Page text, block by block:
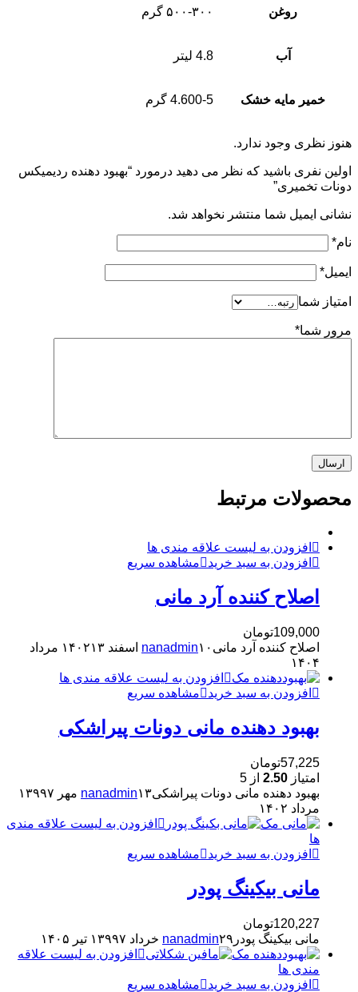
روغن ۵۰۰-۳۰۰ گرم
آب 4.8 لیتر
خمیر مایه خشک 4.600-5 گرم
هنوز نظری وجود ندارد.
اولین نفری باشید که نظر می دهید درمورد “بهبود دهنده ردیمیکس
دونات تخمیری”
نشانی ایمیل شما منتشر نخواهد شد.
نام*
ایمیل*
امتیاز شما
مرور شما*
محصولات مرتبط
افزودن به لیست علاقه مندی ها
افزودن به سبد خرید
مشاهده سریع
اصلاح کننده آرد مانی
109,000تومان
اصلاح کننده آرد مانی
nanadmin۱۰ اسفند ۱۴۰۲
۱۳ مرداد
۱۴۰۴
افزودن به لیست علاقه مندی ها
افزودن به سبد خرید
مشاهده سریع
بهبود دهنده مانی دونات پیراشکی
57,225تومان
امتیاز 2.50 از 5
بهبود دهنده مانی دونات پیراشکی
nanadmin۱۳ مهر ۱۳۹۹
۷
مرداد ۱۴۰۲
افزودن به لیست علاقه مندی
ها
افزودن به سبد خرید
مشاهده سریع
مانی بیکینگ پودر
120,227تومان
مانی بیکینگ پودر
nanadmin۲۹ خرداد ۱۳۹۹
۷ تیر ۱۴۰۵
افزودن به لیست علاقه
مندی ها
افزودن به سبد خرید
مشاهده سریع